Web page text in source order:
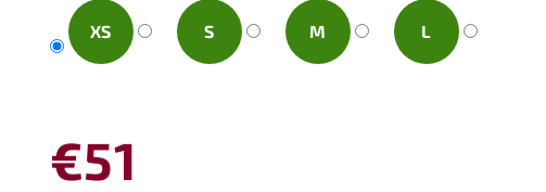
hviezdičiek.
XS S M L
€51